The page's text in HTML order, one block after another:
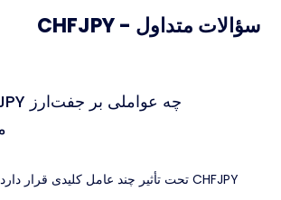
سؤالات متداول - CHFJPY
CHFJPY تحت تأثیر چند عامل کلیدی قرار دارد: